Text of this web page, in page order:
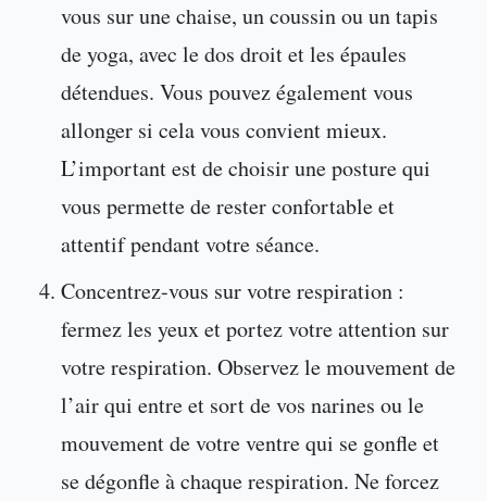
vous sur une chaise, un coussin ou un tapis
de yoga, avec le dos droit et les épaules
détendues. Vous pouvez également vous
allonger si cela vous convient mieux.
L’important est de choisir une posture qui
vous permette de rester confortable et
attentif pendant votre séance.
Concentrez-vous sur votre respiration :
fermez les yeux et portez votre attention sur
votre respiration. Observez le mouvement de
l’air qui entre et sort de vos narines ou le
mouvement de votre ventre qui se gonfle et
se dégonfle à chaque respiration. Ne forcez